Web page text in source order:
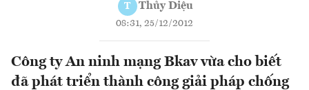
T Thủy Diệu
08:31, 25/12/2012
Công ty An ninh mạng Bkav vừa cho biết
đã phát triển thành công giải pháp chống